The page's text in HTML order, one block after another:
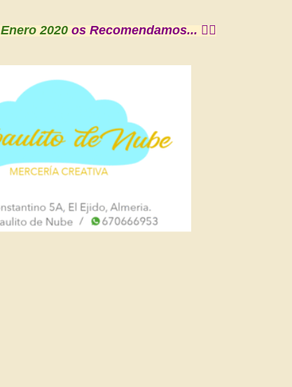
Enero 2020os Recomendamos... 👇🏼